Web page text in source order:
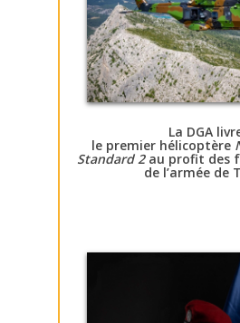
La DGA
le premier hélicoptère
Standard 2au profit des
de l’armée de